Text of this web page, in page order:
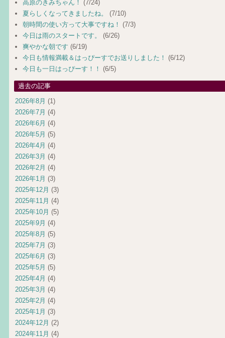
高原のきみちゃん！ (7/24)
夏らしくなってきましたね。
(7/10)
朝時間の使い方って大事ですね！ (7/3)
今日は雨のスタートです。
(6/26)
爽やかな朝です (6/19)
今日も情報満載＆はっぴーすでお送りしました！ (6/12)
今日も一日はっぴーす！！ (6/5)
過去の記事
2026年8月 (1)
2026年7月 (4)
2026年6月 (4)
2026年5月 (5)
2026年4月 (4)
2026年3月 (4)
2026年2月 (4)
2026年1月 (3)
2025年12月 (3)
2025年11月 (4)
2025年10月 (5)
2025年9月 (4)
2025年8月 (5)
2025年7月 (3)
2025年6月 (3)
2025年5月 (5)
2025年4月 (4)
2025年3月 (4)
2025年2月 (4)
2025年1月 (3)
2024年12月 (2)
2024年11月 (4)